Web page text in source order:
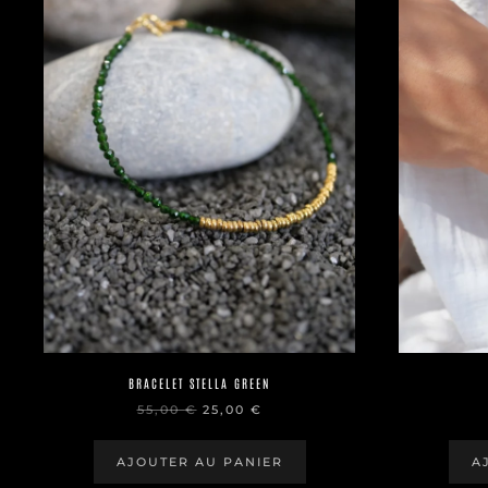
BRACELET STELLA GREEN
55,00€ LE
INITIAL
ÉTAIT :
25,00 €
ACTUEL
EST :
AJOUTER AU PANIER